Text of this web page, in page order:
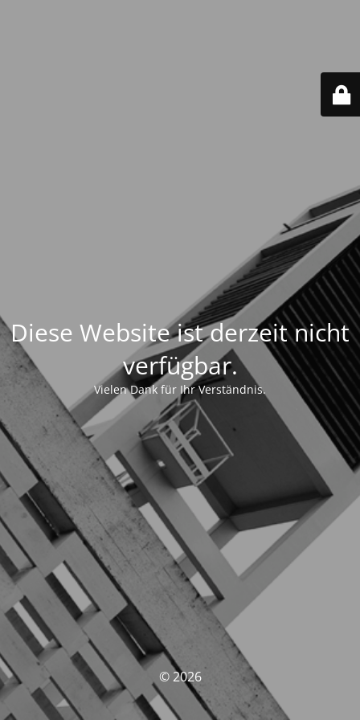
Diese Website ist derzeit nicht
verfügbar.
Vielen Dank für Ihr Verständnis.
© 2026